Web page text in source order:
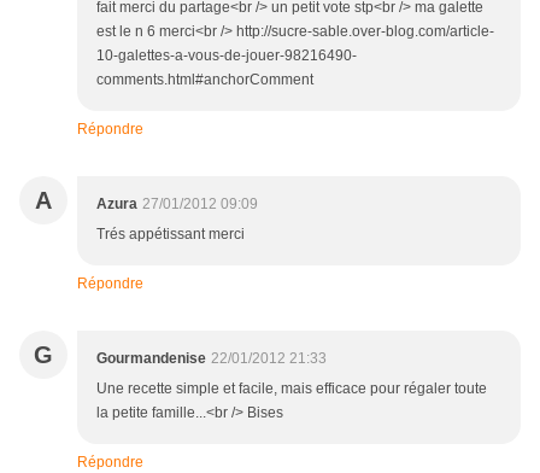
fait merci du partage<br /> un petit vote stp<br /> ma galette
est le n 6 merci<br /> http://sucre-sable.over-blog.com/article-
10-galettes-a-vous-de-jouer-98216490-
comments.html#anchorComment
Répondre
A Azura 27/01/2012 09:09
Trés appétissant merci
Répondre
G Gourmandenise 22/01/2012 21:33
Une recette simple et facile, mais efficace pour régaler toute
la petite famille...<br /> Bises
Répondre